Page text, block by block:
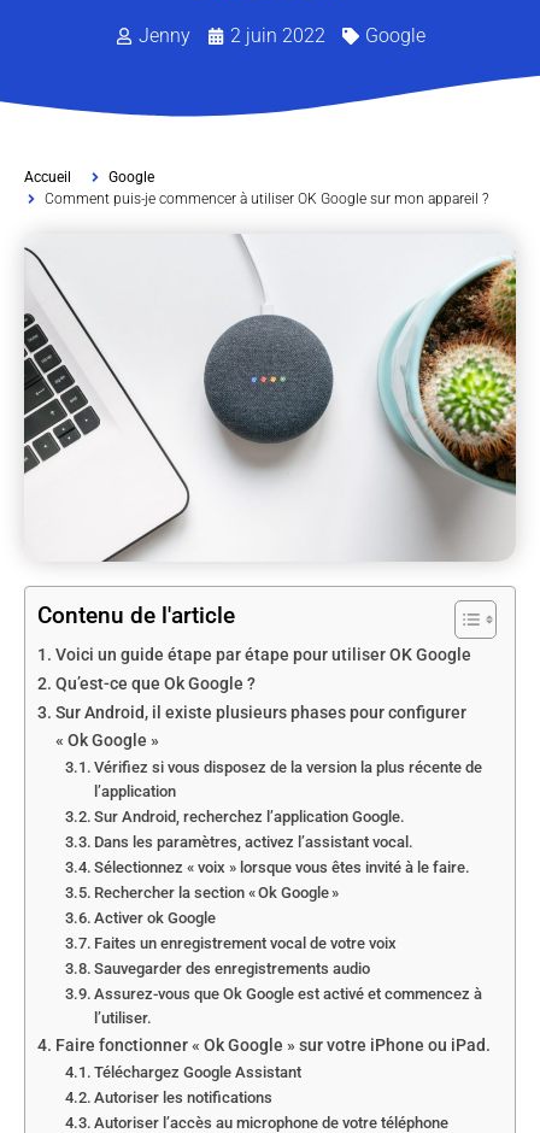
Jenny 2 juin 2022 Google
Accueil
Google
Comment puis-je commencer à utiliser OK Google sur mon appareil ?
Contenu de l'article
Voici un guide étape par étape pour utiliser OK Google
Qu’est-ce que Ok Google ?
Sur Android, il existe plusieurs phases pour configurer
« Ok Google »
Vérifiez si vous disposez de la version la plus récente de
l’application
Sur Android, recherchez l’application Google.
Dans les paramètres, activez l’assistant vocal.
Sélectionnez « voix » lorsque vous êtes invité à le faire.
Rechercher la section « Ok Google »
Activer ok Google
Faites un enregistrement vocal de votre voix
Sauvegarder des enregistrements audio
Assurez-vous que Ok Google est activé et commencez à
l’utiliser.
Faire fonctionner « Ok Google » sur votre iPhone ou iPad.
Téléchargez Google Assistant
Autoriser les notifications
Autoriser l’accès au microphone de votre téléphone